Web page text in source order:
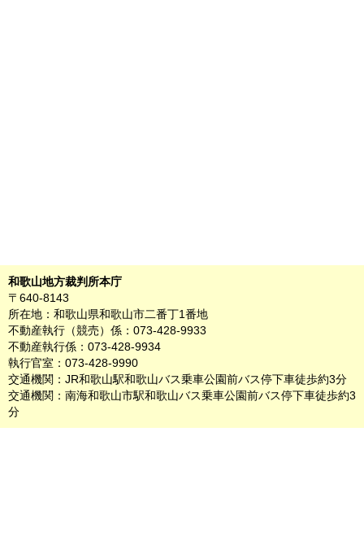
和歌山地方裁判所本庁
〒640-8143
所在地：和歌山県和歌山市二番丁1番地
不動産執行（競売）係：073-428-9933
不動産執行係：073-428-9934
執行官室：073-428-9990
交通機関：JR和歌山駅和歌山バス乗車公園前バス停下車徒歩約3分
交通機関：南海和歌山市駅和歌山バス乗車公園前バス停下車徒歩約3
分